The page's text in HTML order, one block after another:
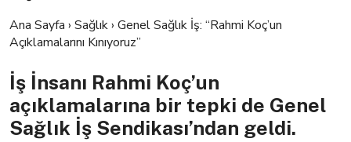
Ana Sayfa › Sağlık› Genel Sağlık İş: “Rahmi Koç’un
Açıklamalarını Kınıyoruz”
İş İnsanı Rahmi Koç’un
açıklamalarına bir tepki de Genel
Sağlık İş Sendikası’ndan geldi.